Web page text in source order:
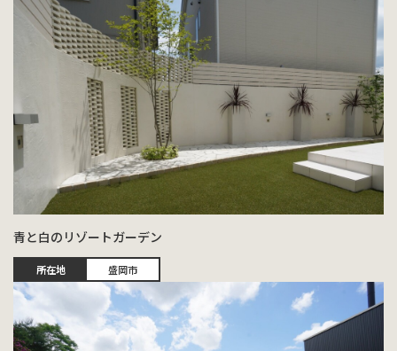
青と白のリゾートガーデン
所在地 盛岡市